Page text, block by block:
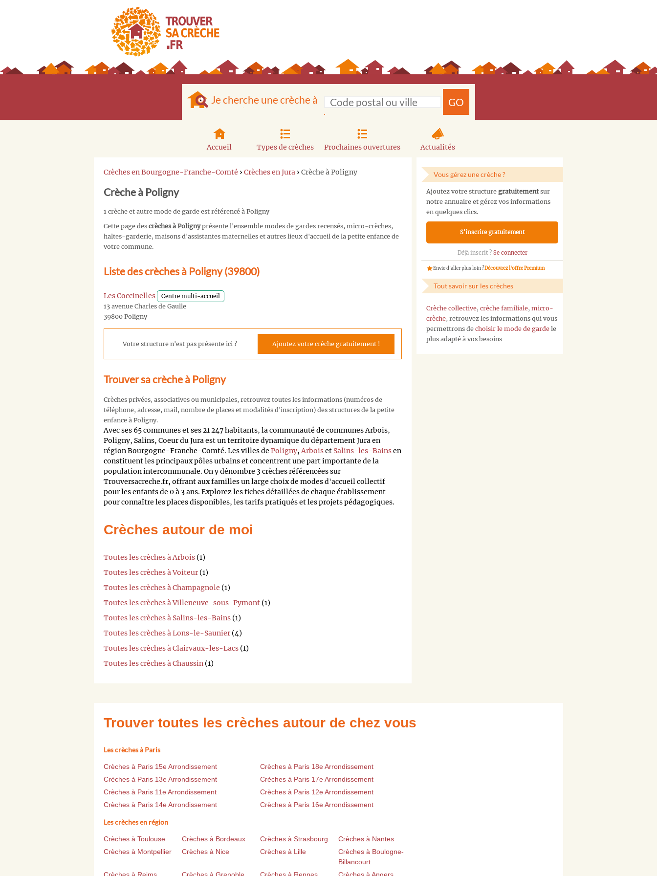
Je cherche une crèche à GO
Accueil Types de crèches Prochaines ouvertures Actualités
Crèches en Bourgogne-Franche-Comté › Crèches en Jura › Crèche à Poligny
Crèche à Poligny
1 crèche et autre mode de garde est référencé à Poligny
Cette page des crèches à Polignyprésente l'ensemble modes de gardes recensés, micro-crèches,
haltes-garderie, maisons d'assistantes maternelles et autres lieux d'accueil de la petite enfance de
votre commune.
Liste des crèches à Poligny (39800)
Les Coccinelles Centre multi-accueil
13 avenue Charles de Gaulle
39800 Poligny
Votre structure n'est pas présente ici ? Ajoutez votre crèche gratuitement !
Trouver sa crèche à Poligny
Crèches privées, associatives ou municipales, retrouvez toutes les informations (numéros de
téléphone, adresse, mail, nombre de places et modalités d'inscription) des structures de la petite
enfance à Poligny.
Avec ses 65 communes et ses 21 247 habitants, la communauté de communes Arbois,
Poligny, Salins, Coeur du Jura est un territoire dynamique du département Jura en
région Bourgogne-Franche-Comté. Les villes de Poligny,Arboiset Salins-les-Bainsen
constituent les principaux pôles urbains et concentrent une part importante de la
population intercommunale. On y dénombre 3 crèches référencées sur
Trouversacreche.fr, offrant aux familles un large choix de modes d'accueil collectif
pour les enfants de 0 à 3 ans. Explorez les fiches détaillées de chaque établissement
pour connaître les places disponibles, les tarifs pratiqués et les projets pédagogiques.
Crèches autour de moi
Toutes les crèches à Arbois (1)
Toutes les crèches à Voiteur (1)
Toutes les crèches à Champagnole (1)
Toutes les crèches à Villeneuve-sous-Pymont (1)
Toutes les crèches à Salins-les-Bains (1)
Toutes les crèches à Lons-le-Saunier (4)
Toutes les crèches à Clairvaux-les-Lacs (1)
Toutes les crèches à Chaussin (1)
Vous gérez une crèche ?
Ajoutez votre structure gratuitementsur
notre annuaire et gérez vos informations
en quelques clics.
S'inscrire gratuitement
Déjà inscrit ? Se connecter
Envie d'aller plus loin ?Découvrez l'offre Premium
Tout savoir sur les crèches
Crèche collective, crèche familiale, micro-
crèche, retrouvez les informations qui vous
permettrons de choisir le mode de garde le
plus adapté à vos besoins
Trouver toutes les crèches autour de chez vous
Les crèches à Paris
Crèches à Paris 15e Arrondissement
Crèches à Paris 18e Arrondissement
Crèches à Paris 13e Arrondissement
Crèches à Paris 17e Arrondissement
Crèches à Paris 11e Arrondissement
Crèches à Paris 12e Arrondissement
Crèches à Paris 14e Arrondissement
Crèches à Paris 16e Arrondissement
Les crèches en région
Crèches à Toulouse Crèches à Bordeaux Crèches à Strasbourg
Crèches à Nantes
Crèches à Montpellier
Crèches à Nice Crèches à Lille
Crèches à Boulogne-
Billancourt